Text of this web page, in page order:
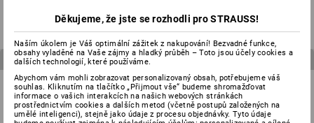
3 produktů v sadě 3 produktů v sadě
Děkujeme, že jste se rozhodli pro STRAUSS!
Naším úkolem je Váš optimální zážitek z nakupování! Bezvadné funkce,
obsahy vyladěné na Vaše zájmy a hladký průběh – Toto jsou účely cookies a
dalších technologií, které používáme.
Abychom vám mohli zobrazovat personalizovaný obsah, potřebujeme váš
souhlas. Kliknutím na tlačítko „Přijmout vše“ budeme shromažďovat
informace o vašich interakcích na našich webových stránkách
prostřednictvím cookies a dalších metod (včetně postupů založených na
umělé inteligenci), stejně jako údaje z procesu objednávky. Tyto údaje